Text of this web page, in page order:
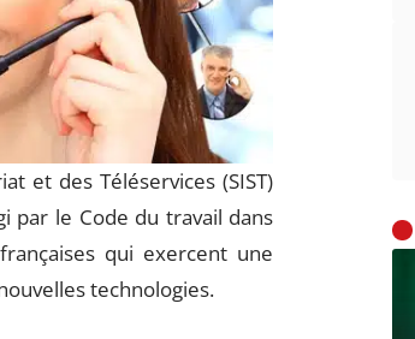
et des Téléservices (SIST)
par le Code du travail dans
qui exercent une
technologies.